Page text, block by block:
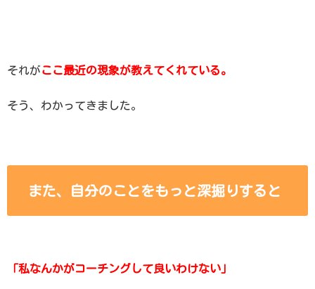
それがここ最近の現象が教えてくれている。
そう、わかってきました。
また、自分のことをもっと深掘りすると
「私なんかがコーチングして良いわけない」